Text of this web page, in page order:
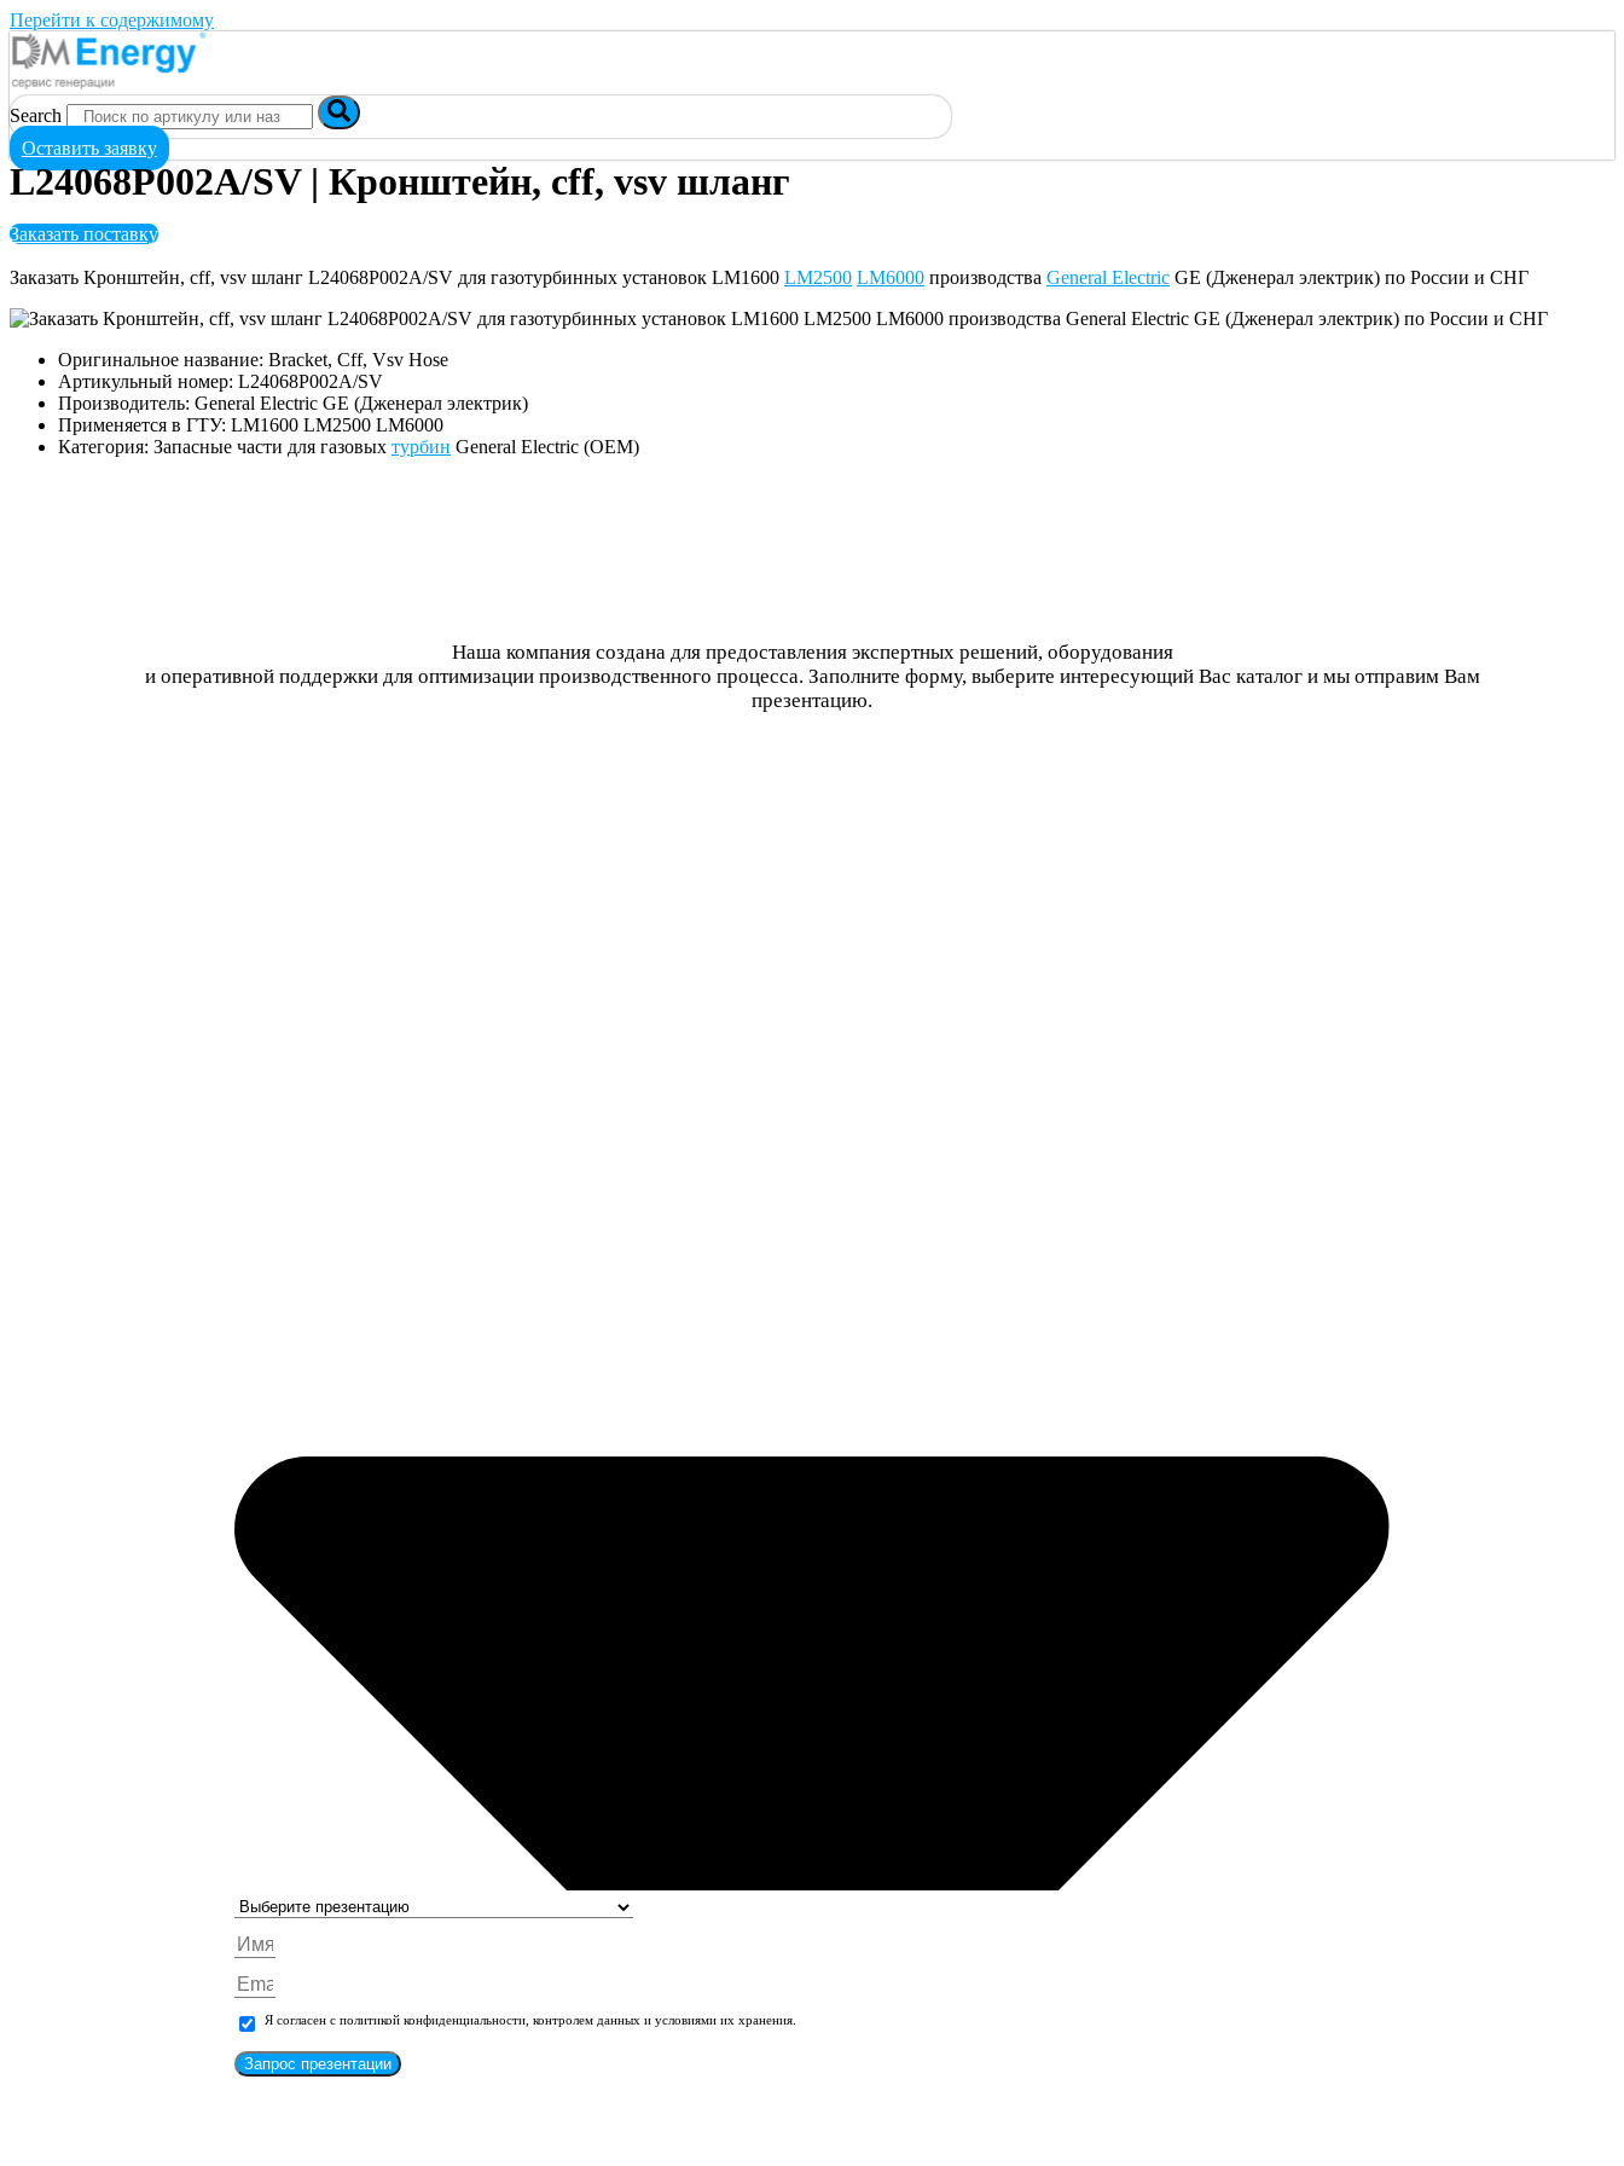
Перейти к содержимому
Search
Оставить заявку
L24068P002A/SV | Кронштейн, cff, vsv шланг
Заказать поставку
Заказать Кронштейн, cff, vsv шланг L24068P002A/SV для газотурбинных установок LM1600 LM2500 LM6000 производства General Electric GE (Дженерал электрик) по России и СНГ
Оригинальное название: Bracket, Cff, Vsv Hose
Артикульный номер: L24068P002A/SV
Производитель: General Electric GE (Дженерал электрик)
Применяется в ГТУ: LM1600 LM2500 LM6000
Категория: Запасные части для газовых турбин General Electric (OEM)
Наша компания создана для предоставления экспертных решений, оборудования
и оперативной поддержки для оптимизации производственного процесса. Заполните форму, выберите интересующий Вас каталог и мы отправим Вам
презентацию.
Я согласен с политикой конфиденциальности, контролем данных и условиями их хранения.
Запрос презентации